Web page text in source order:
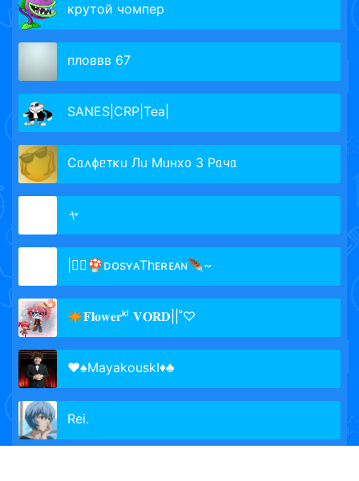
крутой чомпер
пловвв 67
SANES|CRP|Tea|
Сᥲ᧘ɸᥱᴛκᥙ Лᥙ Мᥙнх᧐ 3 Рᥲчᥲ
ャ
|╶⃝🍄ᴅᴏsʏᴀThᴇʀᴇᴀɴ🪶~
✴︎𝐅𝐥𝐨𝐰𝐞𝐫ᵏˡ 𝐕𝐎𝐑𝐃||˚♡
♥♠MayakouskI♦♣
Rei.